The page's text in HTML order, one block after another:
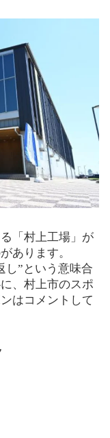
「村上工場」が
あります。
し”という意味合
、村上市のスポ
はコメントして